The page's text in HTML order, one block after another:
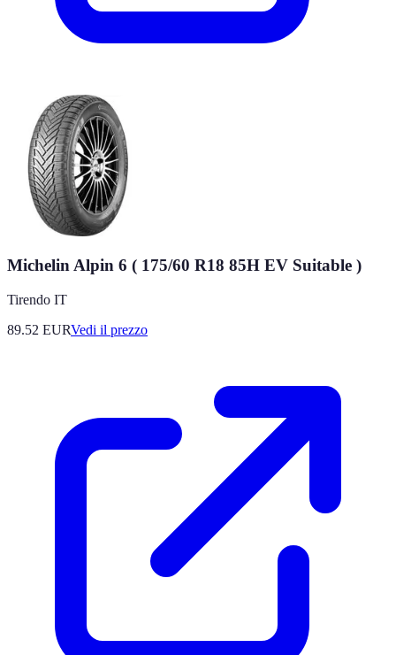
Michelin Alpin 6 ( 175/60 R18 85H EV Suitable )
Tirendo IT
89.52 EURVedi il prezzo